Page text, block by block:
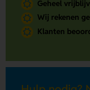
Geheel
Wij rekenen
Klanten